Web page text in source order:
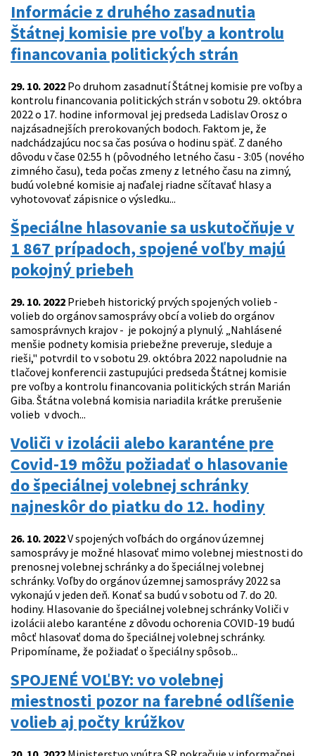
Informácie z druhého zasadnutia
Štátnej komisie pre voľby a kontrolu
financovania politických strán
29. 10. 2022 Po druhom zasadnutí Štátnej komisie pre voľby a
kontrolu financovania politických strán v sobotu 29. októbra
2022 o 17. hodine informoval jej predseda Ladislav Orosz o
najzásadnejších prerokovaných bodoch. Faktom je, že
nadchádzajúcu noc sa čas posúva o hodinu späť. Z daného
dôvodu v čase 02:55 h (pôvodného letného času - 3:05 (nového
zimného času), teda počas zmeny z letného času na zimný,
budú volebné komisie aj naďalej riadne sčítavať hlasy a
vyhotovovať zápisnice o výsledku...
Špeciálne hlasovanie sa uskutočňuje v
1 867 prípadoch, spojené voľby majú
pokojný priebeh
29. 10. 2022 Priebeh historický prvých spojených volieb -
volieb do orgánov samosprávy obcí a volieb do orgánov
samosprávnych krajov - je pokojný a plynulý. „Nahlásené
menšie podnety komisia priebežne preveruje, sleduje a
rieši," potvrdil to v sobotu 29. októbra 2022 napoludnie na
tlačovej konferencii zastupujúci predseda Štátnej komisie
pre voľby a kontrolu financovania politických strán Marián
Giba. Štátna volebná komisia nariadila krátke prerušenie
volieb v dvoch...
Voliči v izolácii alebo karanténe pre
Covid-19 môžu požiadať o hlasovanie
do špeciálnej volebnej schránky
najneskôr do piatku do 12. hodiny
26. 10. 2022V spojených voľbách do orgánov územnej
samosprávy je možné hlasovať mimo volebnej miestnosti do
prenosnej volebnej schránky a do špeciálnej volebnej
schránky. Voľby do orgánov územnej samosprávy 2022 sa
vykonajú v jeden deň. Konať sa budú v sobotu od 7. do 20.
hodiny. Hlasovanie do špeciálnej volebnej schránky Voliči v
izolácii alebo karanténe z dôvodu ochorenia COVID-19 budú
môcť hlasovať doma do špeciálnej volebnej schránky.
Pripomíname, že požiadať o špeciálny spôsob...
SPOJENÉ VOĽBY: vo volebnej
miestnosti pozor na farebné odlíšenie
volieb aj počty krúžkov